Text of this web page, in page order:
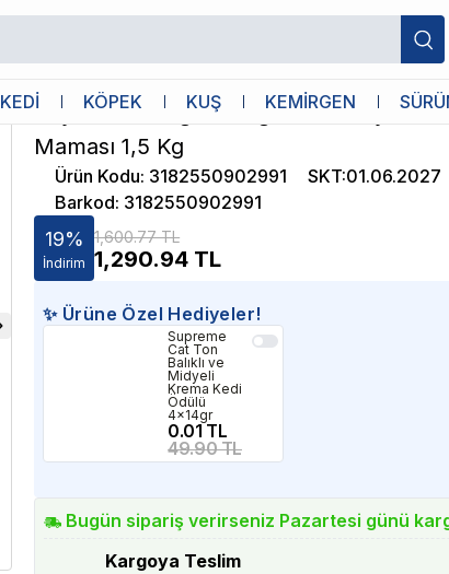
KEDİ KÖPEK KUŞ KEMİRGEN
Royal Canin
Royal Canin Light Weight Care Diyet
Maması 1,5 Kg
Ürün Kodu: 3182550902991 SKT:01.06.2027
Barkod: 3182550902991
19%
İndirim
1,600.77 TL
1,290.94 TL
✨ Ürüne Özel Hediyeler!
Supreme
Cat Ton
Balıklı ve
Midyeli
Krema Kedi
Ödülü
4x14gr
0.01 TL
49.90 TL
Bugün sipariş verirseniz Pazartesi günü
Kargoya Teslim